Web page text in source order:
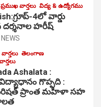
ప్రముఖ వార్తలు విద్య & ఉద్యోగము
4లో వార్డు
దర్శనాల హరీష్
తెలంగాణ
Ashalata :
గొప్పది :
ప్రాంత మహిళా సహ